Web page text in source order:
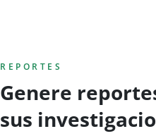
REPORTES
Genere
sus